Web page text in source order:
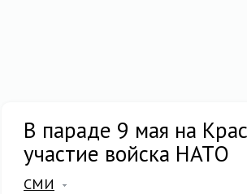
В параде 9 мая на
участие войска НАТО
СМИ